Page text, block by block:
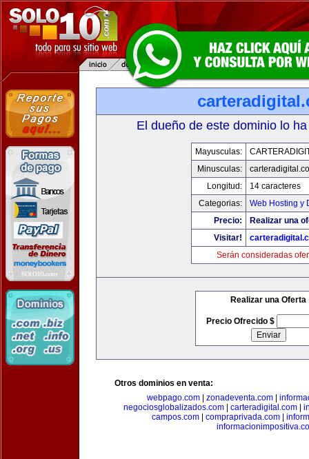
El dueño de este dominio lo
Mayusculas:
Minusculas:
Longitud:
14 caracteres
Categorias:
Web Hosting y
Precio:
Realizar una
Visitar!
Serán consideradas
Realizar una Oferta
Precio Ofrecido $
Otros dominios en venta:
webpago.com
zonadeventa.com
negociosglobalizados.com
carteradigital.com
campos.com
compraprivada.com